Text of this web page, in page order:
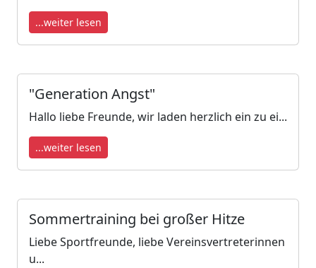
...weiter lesen
"Generation Angst"
Hallo liebe Freunde, wir laden herzlich ein zu ei...
...weiter lesen
Sommertraining bei großer Hitze
Liebe Sportfreunde, liebe Vereinsvertreterinnen
u...